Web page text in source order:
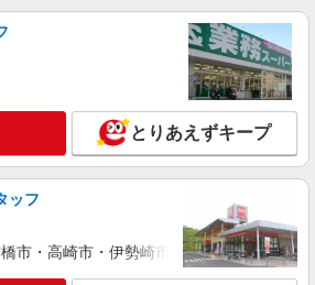
詳細を見る
≪ホテルみたいに綺麗なサ高住★身体負
い仕事
給1500円〜2125円 ＜日払い有/週払い有/交
支給(ガソリン代含む)＞
和郡山市｜九条駅すぐ
詳細を見る
とりあえずキープ
ッフ
市・高崎市・伊勢崎市・太田市・館林市